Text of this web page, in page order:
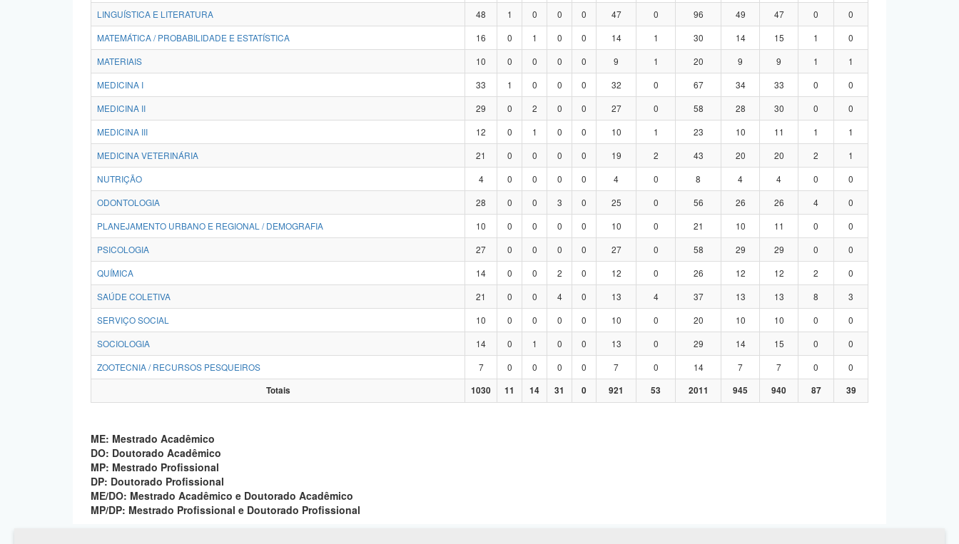
LINGUÍSTICA E LITERATURA
48 1 0 0 0 47 0 96 49 47 0
0
MATEMÁTICA / PROBABILIDADE E ESTATÍSTICA
16 0 1 0 0 14 1 30 14 15 1
0
MATERIAIS
10 0 0 0 0 9 1 20 9 9 1
1
MEDICINA I
33 1 0 0 0 32 0 67 34 33 0
0
MEDICINA II
29 0 2 0 0 27 0 58 28 30 0
0
MEDICINA III
12 0 1 0 0 10 1 23 10 11 1
1
MEDICINA VETERINÁRIA
21 0 0 0 0 19 2 43 20 20 2
1
NUTRIÇÃO
4 0 0 0 0 4 0 8 4 4 0
0
ODONTOLOGIA
28 0 0 3 0 25 0 56 26 26 4
0
PLANEJAMENTO URBANO E REGIONAL / DEMOGRAFIA
10 0 0 0 0 10 0 21 10 11 0
0
PSICOLOGIA
27 0 0 0 0 27 0 58 29 29 0
0
QUÍMICA
14 0 0 2 0 12 0 26 12 12 2
0
SAÚDE COLETIVA
21 0 0 4 0 13 4 37 13 13 8
3
SERVIÇO SOCIAL
10 0 0 0 0 10 0 20 10 10 0
0
SOCIOLOGIA
14 0 1 0 0 13 0 29 14 15 0
0
ZOOTECNIA / RECURSOS PESQUEIROS
7 0 0 0 0 7 0 14 7 7 0
0
Totais
1030 11 14 31 0 921 53 2011 945 940 87 39
ME: Mestrado Acadêmico
DO: Doutorado Acadêmico
MP: Mestrado Profissional
DP: Doutorado Profissional
ME/DO: Mestrado Acadêmico e Doutorado Acadêmico
MP/DP: Mestrado Profissional e Doutorado Profissional